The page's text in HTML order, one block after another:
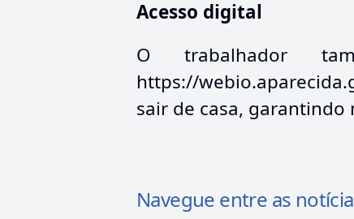
Acesso digital
O trabalhador
https://
sair de casa,
Navegue entre as